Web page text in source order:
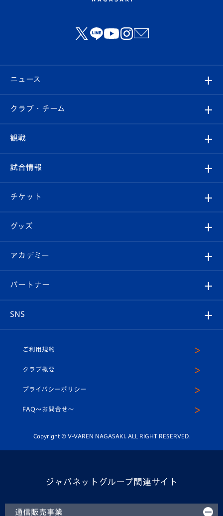
ニュース
すべて
クラブ
試合情報
チケット
イベント
メディア
ホームタウン
クラブ・チーム
クラブ概要
エンブレム紹介
スタッフプロフィール
マスコット紹介
平和祈念活動
ホームタウン活動
観戦
観戦ルール
はじめての観戦ガイド
Revive Team
ヴィヴィくんの長崎おもてなしガイド
試合情報
試合日程/結果
フォトギャラリー
スタジアムグルメ
チケット
チケット
V-LOVERS（ファンクラブ）
プレイヤーズスイート
グッズ
オンラインショップ
店舗情報
アカデミー
育成からのお知らせ
U-18
スクール
パートナー
SNS
ヴィヴィくんインスタグラム
公式LINE＠
ご利用規約
クラブ概要
プライバシーポリシー
FAQ〜お問合せ〜
Copyright © V-VAREN NAGASAKI. ALL RIGHT RESERVED.
ジャパネットグループ関連サイト
通信販売事業